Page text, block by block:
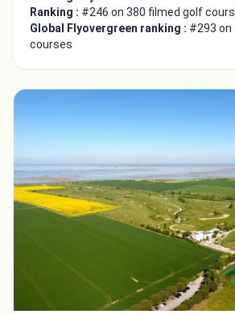
Ranking : #246 on 380 filmed golf
Global Flyovergreen ranking : #293 on
courses